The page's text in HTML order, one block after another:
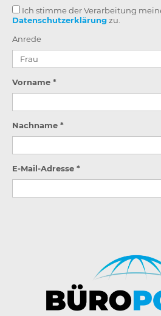
Ich stimme der Verarbeitung
Datenschutzerklärungzu.
Anrede
Vorname *
Nachname *
E-Mail-Adresse *